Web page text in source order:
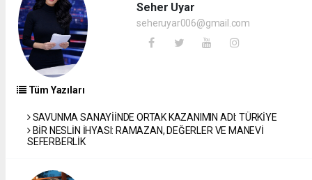
Seher Uyar
seheruyar006@gmail.com
Tüm Yazıları
SAVUNMA SANAYİİNDE ORTAK KAZANIMIN ADI: TÜRKİYE
BİR NESLİN İHYASI: RAMAZAN, DEĞERLER VE MANEVİ
SEFERBERLİK